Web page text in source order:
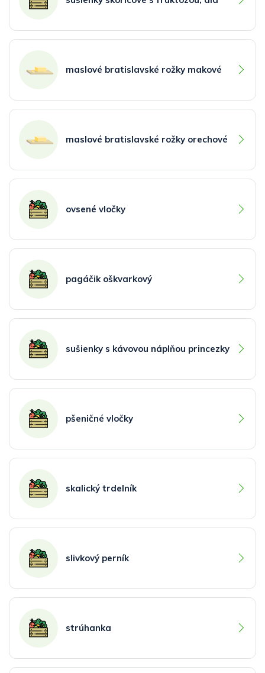
maslové bratislavské rožky makové
maslové bratislavské rožky orechové
ovsené vločky
pagáčik oškvarkový
sušienky s kávovou náplňou princezky
pšeničné vločky
skalický trdelník
slivkový perník
strúhanka